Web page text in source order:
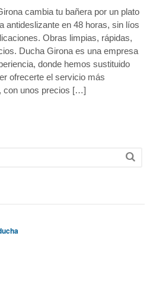
cambia tu bañera por un plato
antideslizante en 48 horas, sin líos
Obras limpias, rápidas,
Ducha Girona es una empresa
donde hemos sustituido
ofrecerte el servicio más
con unos precios […]